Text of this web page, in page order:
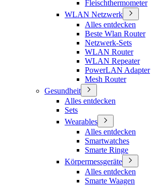
Fleischthermometer
WLAN Netzwerk
Alles entdecken
Beste Wlan Router
Netzwerk-Sets
WLAN Router
WLAN Repeater
PowerLAN Adapter
Mesh Router
Gesundheit
Alles entdecken
Sets
Wearables
Alles entdecken
Smartwatches
Smarte Ringe
Körpermessgeräte
Alles entdecken
Smarte Waagen